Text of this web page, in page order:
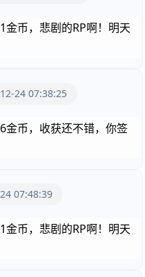
币，悲剧的RP啊！明天
24 07:38:25
金币，收获还不错，你签
07:48:39
币，悲剧的RP啊！明天